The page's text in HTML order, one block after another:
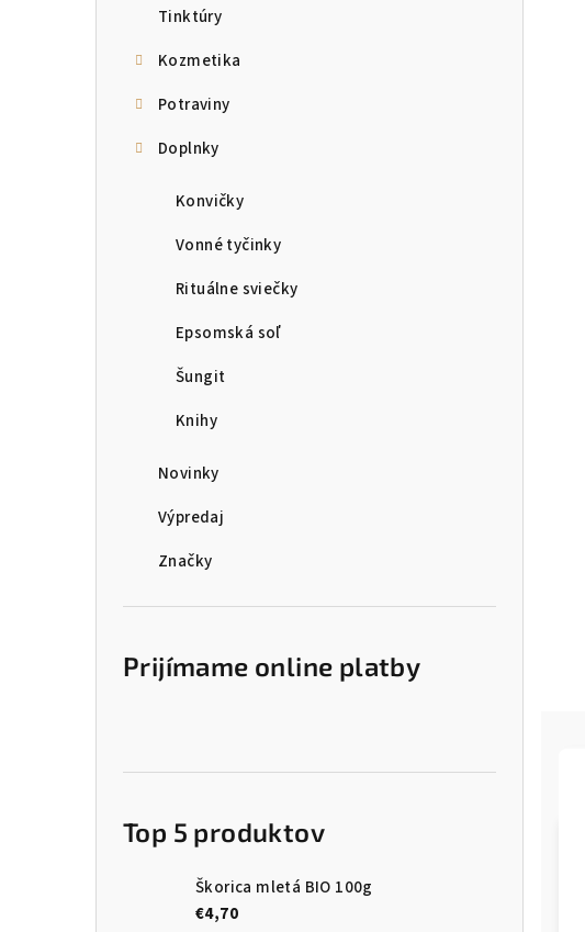
Tinktúry
Kozmetika
Potraviny
Doplnky
Konvičky
Vonné tyčinky
Rituálne sviečky
Epsomská soľ
Šungit
Knihy
Novinky
Výpredaj
Značky
Prijímame online platby
Top 5 produktov
Škorica mletá BIO 100g
€4,70